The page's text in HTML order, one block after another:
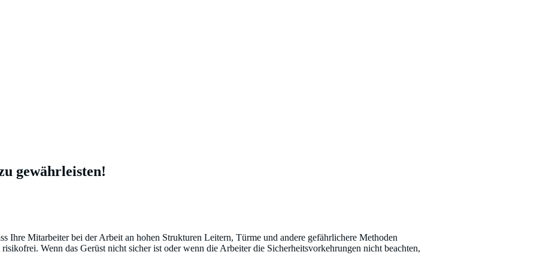
Sieger
gewährleisten!
Ihre Mitarbeiter bei der Arbeit an hohen Strukturen Leitern, Türme und andere gefährlichere Methoden
Wenn das Gerüst nicht sicher ist oder wenn die Arbeiter die Sicherheitsvorkehrungen nicht beachten,